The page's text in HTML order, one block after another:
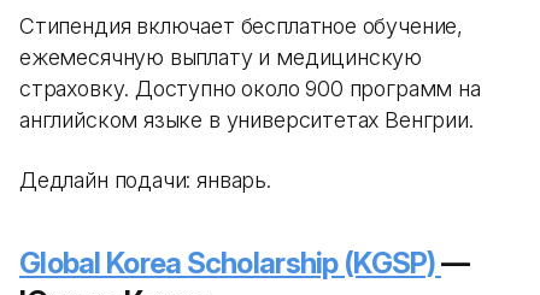
Стипендия включает бесплатное обучение,
ежемесячную выплату и медицинскую
страховку. Доступно около 900 программ на
английском языке в университетах Венгрии.
Дедлайн подачи: январь.
Global Korea Scholarship (KGSP)—